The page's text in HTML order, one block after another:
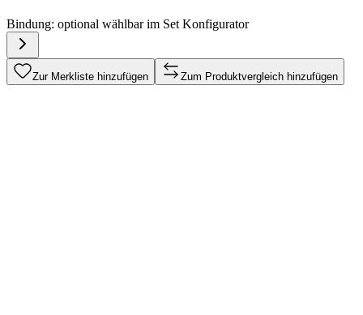
Bindung: optional wählbar im Set Konfigurator
Zur Merkliste hinzufügen Zum Produktvergleich hinzufügen